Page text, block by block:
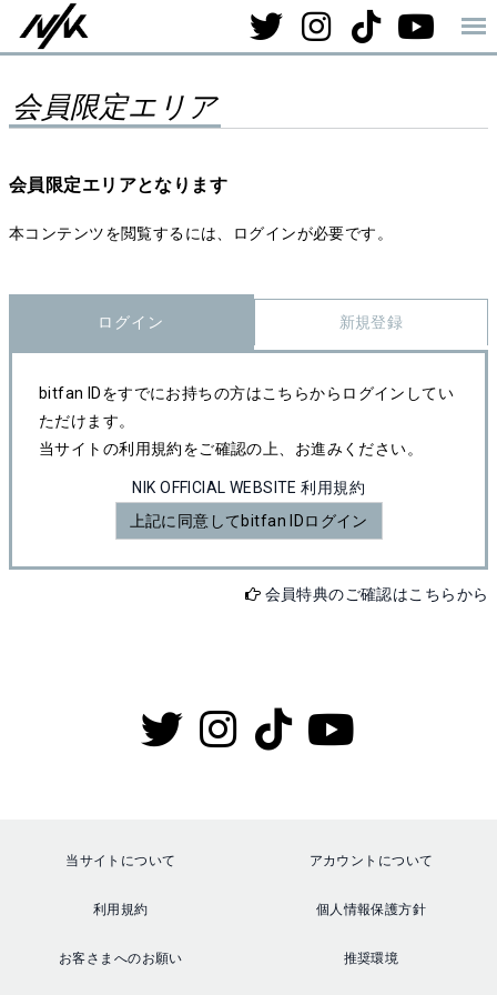
会員限定エリア
会員限定エリアとなります
本コンテンツを閲覧するには、ログインが必要です。
ログイン 新規登録
bitfan IDをすでにお持ちの方はこちらからログインしてい
ただけます。
当サイトの利用規約をご確認の上、お進みください。
NIK OFFICIAL WEBSITE 利用規約
上記に同意してbitfan IDログイン
会員特典のご確認はこちらから
当サイトについて アカウントについて
利用規約 個人情報保護方針
お客さまへのお願い 推奨環境